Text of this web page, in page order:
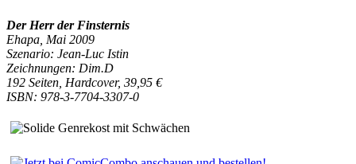
Der Herr der Finsternis
Ehapa, Mai 2009
Szenario: Jean-Luc Istin
Zeichnungen: Dim.D
192 Seiten, Hardcover, 39,95 €
ISBN: 978-3-7704-3307-0